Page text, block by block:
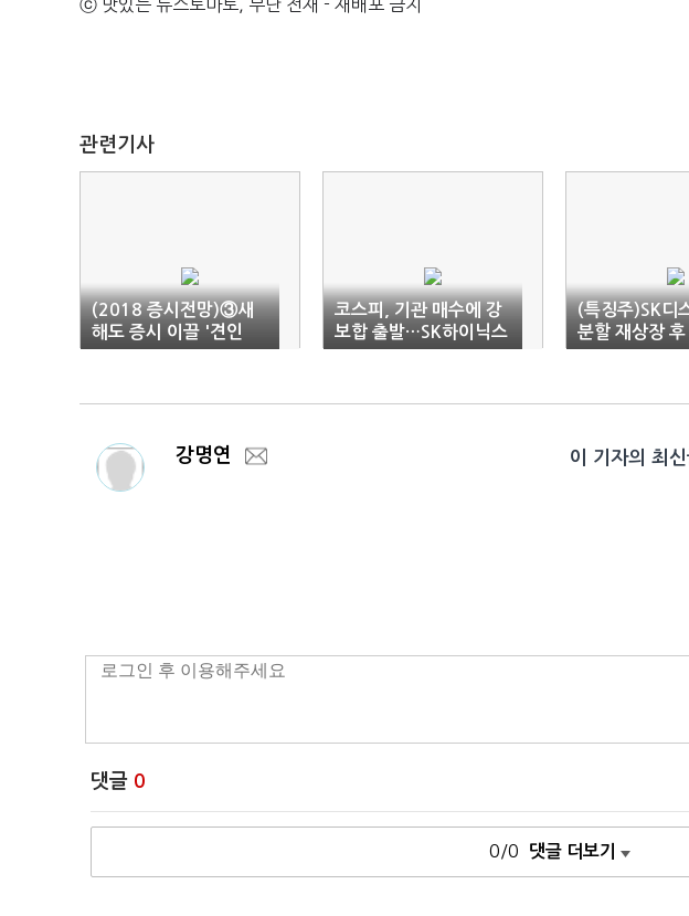
ⓒ 맛있는 뉴스토마토, 무단 전재 - 재배포 금지
관련기사
(2018 증시전망)③새
해도 증시 이끌 '견인
차'는 'IT주'
코스피, 기관 매수에 강
보합 출발…SK하이닉스
2% 강세
(특징주)SK디
분할 재상장
SK케미칼 '약
강명연 이 기자의 최
댓글 0
0/0 댓글 더보기